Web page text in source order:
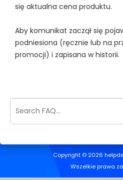
się aktualna cena produktu.
Aby komunikat zaczął się
podniesiona (ręcznie lub na
promocji) i zapisana w historii.
Copyright © 2026
Wszelkie prawa